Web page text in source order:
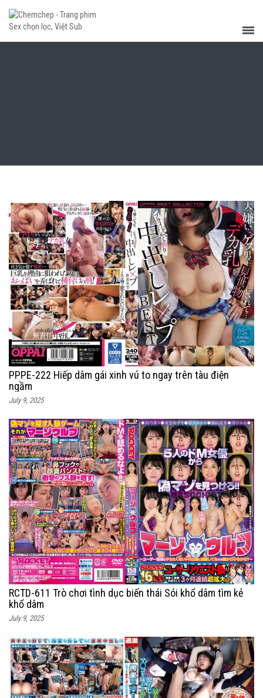
PPPE-222 Hiếp dâm gái xinh vú to ngay trên tàu điện
ngầm
July 9, 2025
RCTD-611 Trò chơi tình dục biến thái Sói khổ dâm tìm kẻ
khổ dâm
July 9, 2025